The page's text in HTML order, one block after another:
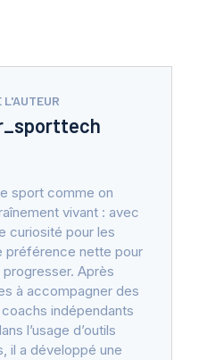
L'AUTEUR
sport comme on
vivant : avec
curiosité pour les
préférence nette pour
Après
à accompagner des
coachs indépendants
l’usage d’outils
il a développé une